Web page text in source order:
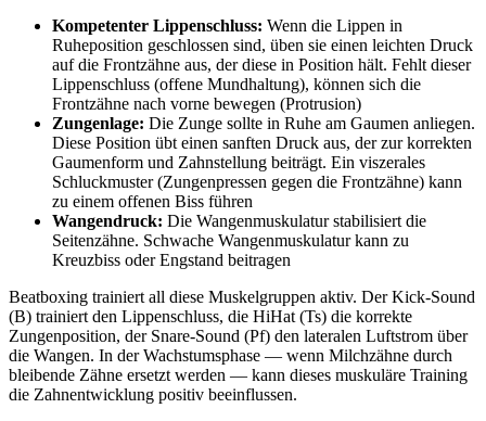
Kompetenter Lippenschluss: Wenn die Lippen in
Ruheposition geschlossen sind, üben sie einen leichten Druck
auf die Frontzähne aus, der diese in Position hält. Fehlt dieser
Lippenschluss (offene Mundhaltung), können sich die
Frontzähne nach vorne bewegen (Protrusion)
Zungenlage: Die Zunge sollte in Ruhe am Gaumen anliegen.
Diese Position übt einen sanften Druck aus, der zur korrekten
Gaumenform und Zahnstellung beiträgt. Ein viszerales
Schluckmuster (Zungenpressen gegen die Frontzähne) kann
zu einem offenen Biss führen
Wangendruck: Die Wangenmuskulatur stabilisiert die
Seitenzähne. Schwache Wangenmuskulatur kann zu
Kreuzbiss oder Engstand beitragen
Beatboxing trainiert all diese Muskelgruppen aktiv. Der Kick-Sound
(B) trainiert den Lippenschluss, die HiHat (Ts) die korrekte
Zungenposition, der Snare-Sound (Pf) den lateralen Luftstrom über
die Wangen. In der Wachstumsphase — wenn Milchzähne durch
bleibende Zähne ersetzt werden — kann dieses muskuläre Training
die Zahnentwicklung positiv beeinflussen.